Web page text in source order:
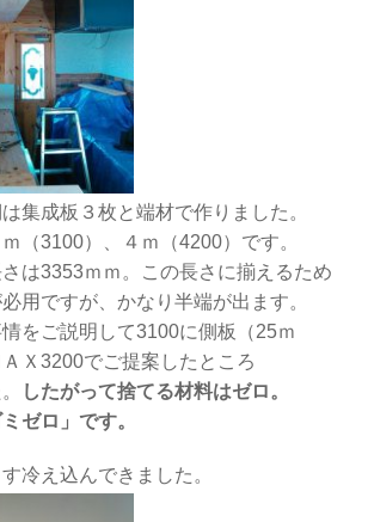
集成板３枚と端材で作りました。
（3100）、４ｍ（4200）です。
は3353ｍｍ。この長さに揃えるため
用ですが、かなり半端が出ます。
をご説明して3100に側板（25ｍ
Ｘ3200でご提案したところ
したがって捨てる材料はゼロ。
ゼロ」です。
冷え込んできました。